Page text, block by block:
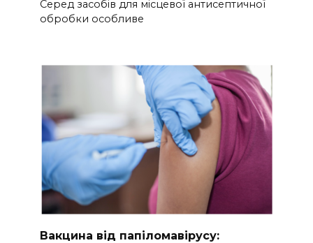
Серед засобів для місцевої антисептичної
обробки особливе
Вакцина від папіломавірусу: